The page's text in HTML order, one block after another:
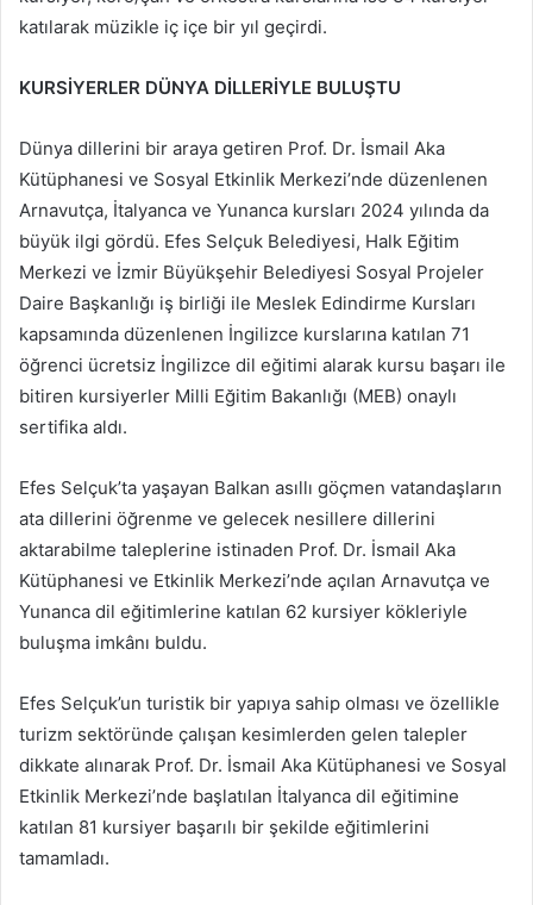
katılarak müzikle iç içe bir yıl geçirdi.
KURSİYERLER DÜNYA DİLLERİYLE BULUŞTU
Dünya dillerini bir araya getiren Prof. Dr. İsmail Aka
Kütüphanesi ve Sosyal Etkinlik Merkezi’nde düzenlenen
Arnavutça, İtalyanca ve Yunanca kursları 2024 yılında da
büyük ilgi gördü. Efes Selçuk Belediyesi, Halk Eğitim
Merkezi ve İzmir Büyükşehir Belediyesi Sosyal Projeler
Daire Başkanlığı iş birliği ile Meslek Edindirme Kursları
kapsamında düzenlenen İngilizce kurslarına katılan 71
öğrenci ücretsiz İngilizce dil eğitimi alarak kursu başarı ile
bitiren kursiyerler Milli Eğitim Bakanlığı (MEB) onaylı
sertifika aldı.
Efes Selçuk’ta yaşayan Balkan asıllı göçmen vatandaşların
ata dillerini öğrenme ve gelecek nesillere dillerini
aktarabilme taleplerine istinaden Prof. Dr. İsmail Aka
Kütüphanesi ve Etkinlik Merkezi’nde açılan Arnavutça ve
Yunanca dil eğitimlerine katılan 62 kursiyer kökleriyle
buluşma imkânı buldu.
Efes Selçuk’un turistik bir yapıya sahip olması ve özellikle
turizm sektöründe çalışan kesimlerden gelen talepler
dikkate alınarak Prof. Dr. İsmail Aka Kütüphanesi ve Sosyal
Etkinlik Merkezi’nde başlatılan İtalyanca dil eğitimine
katılan 81 kursiyer başarılı bir şekilde eğitimlerini
tamamladı.